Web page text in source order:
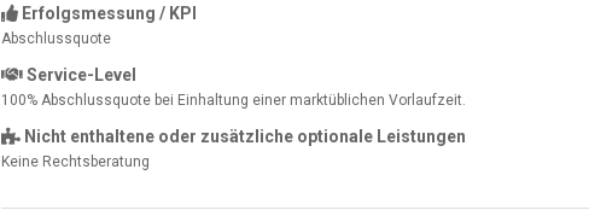
Erfolgsmessung / KPI
Abschlussquote
Service-Level
100% Abschlussquote bei Einhaltung einer marktüblichen Vorlaufzeit.
Nicht enthaltene oder zusätzliche optionale Leistungen
Keine Rechtsberatung